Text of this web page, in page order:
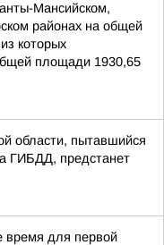
Мансийском,
районах на общей
которых
площади 1930,65
области, пытавшийся
ГИБДД, предстанет
время для первой